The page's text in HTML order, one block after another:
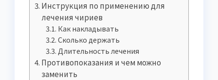
Инструкция по применению для
лечения чириев
Как накладывать
Сколько держать
Длительность лечения
Противопоказания и чем можно
заменить